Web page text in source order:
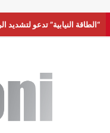
الاحتلال الإسرائيلي يطرح عطاء لبناء 627 وحدة استيطانية